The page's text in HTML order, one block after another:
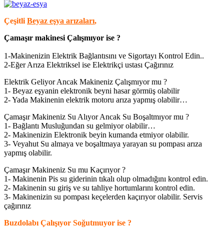
Çeşitli Beyaz eşya arızaları,
Çamaşır makinesi Çalışmıyor ise ?
1-Makinenizin Elektrik Bağlantısını ve Sigortayı Kontrol Edin..
2-Eğer Arıza Elektriksel ise Elektrikçi ustası Çağırınız
Elektrik Geliyor Ancak Makineniz Çalışmıyor mu ?
1- Beyaz eşyanin elektronik beyni hasar görmüş olabilir
2- Yada Makinenin elektrik motoru arıza yapmış olabilir…
Çamaşır Makineniz Su Alıyor Ancak Su Boşaltmıyor mu ?
1- Bağlantı Musluğundan su gelmiyor olabilir…
2- Makinenizin Elektronik beyin kumanda etmiyor olabilir.
3- Veyahut Su almaya ve boşaltmaya yarayan su pompası arıza
yapmış olabilir.
Çamaşır Makineniz Su mu Kaçırıyor ?
1- Makinenin Pis su giderinin tıkalı olup olmadığını kontrol edin.
2- Makinenin su giriş ve su tahliye hortumlarını kontrol edin.
3- Makinenizin su pompası keçelerden kaçırıyor olabilir. Servis
çağırınız
Buzdolabı Çalışıyor Soğutmuyor ise ?